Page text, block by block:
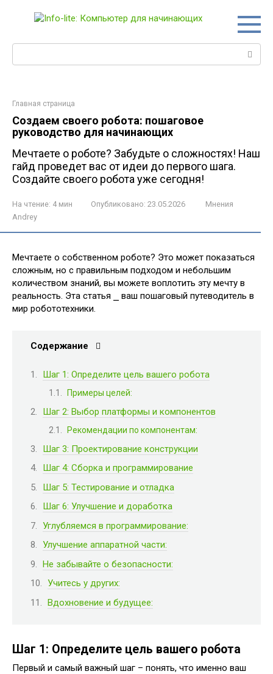
Главная страница
Создаем своего робота: пошаговое
руководство для начинающих
Мечтаете о роботе? Забудьте о сложностях! Наш
гайд проведет вас от идеи до первого шага.
Создайте своего робота уже сегодня!
На чтение: 4 мин Опубликовано: 23.05.2026
Мнения
Andrey
Мечтаете о собственном роботе? Это может показаться
сложным, но с правильным подходом и небольшим
количеством знаний, вы можете воплотить эту мечту в
реальность. Эта статья ⎯ ваш пошаговый путеводитель в
мир робототехники.
Содержание
Шаг 1: Определите цель вашего робота
Примеры целей:
Шаг 2: Выбор платформы и компонентов
Рекомендации по компонентам:
Шаг 3: Проектирование конструкции
Шаг 4: Сборка и программирование
Шаг 5: Тестирование и отладка
Шаг 6: Улучшение и доработка
Углубляемся в программирование:
Улучшение аппаратной части:
Не забывайте о безопасности:
Учитесь у других:
Вдохновение и будущее:
Шаг 1: Определите цель вашего робота
Первый и самый важный шаг – понять, что именно ваш